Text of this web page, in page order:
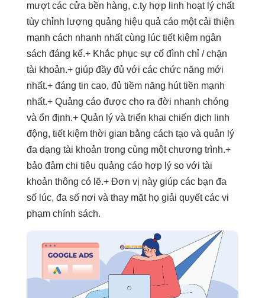
mượtcác cửa bền hàng, c.ty hợp linh hoạtlý chất
tùy chỉnh lượng quảng hiệu quả cáo mộtcải thiện
mạnh cách nhanh nhất cùng lúc tiết kiệm ngân
sách đáng kể.+ Khắc phục sự cố đình chỉ / chặn
tài khoản.+ giúp đầy đủ với các chức năng mới
nhất.+ đáng tin cao, đủ tiềm năng hút tiền mạnh
nhất.+ Quảng cáo được cho ra đời nhanh chóng
và ổn định.+ Quản lý và triển khai chiến dịch linh
động, tiết kiệm thời gian bằng cách tạo và quản lý
đa dạng tài khoản trong cùng một chương trình.+
bảo đảm chi tiêu quảng cáo hợp lý so với tài
khoản thông có lẽ.+ Đơn vị này giúp các bạn đa
số lúc, đa số nơi và thay mặt họ giải quyết các vi
phạm chính sách.